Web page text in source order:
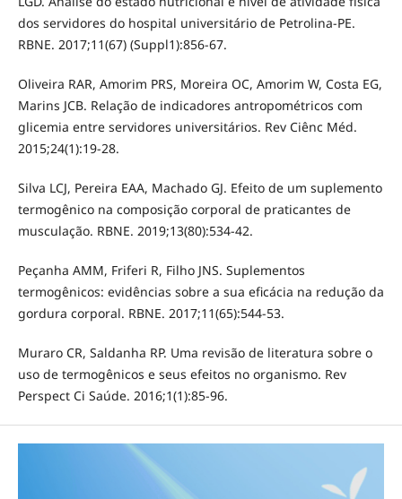
dos servidores do hospital universitário de Petrolina-PE.
RBNE. 2017;11(67) (Suppl1):856-67.
Oliveira RAR, Amorim PRS, Moreira OC, Amorim W, Costa EG,
Marins JCB. Relação de indicadores antropométricos com
glicemia entre servidores universitários. Rev Ciênc Méd.
2015;24(1):19-28.
Silva LCJ, Pereira EAA, Machado GJ. Efeito de um suplemento
termogênico na composição corporal de praticantes de
musculação. RBNE. 2019;13(80):534-42.
Peçanha AMM, Friferi R, Filho JNS. Suplementos
termogênicos: evidências sobre a sua eficácia na redução da
gordura corporal. RBNE. 2017;11(65):544-53.
Muraro CR, Saldanha RP. Uma revisão de literatura sobre o
uso de termogênicos e seus efeitos no organismo. Rev
Perspect Ci Saúde. 2016;1(1):85-96.